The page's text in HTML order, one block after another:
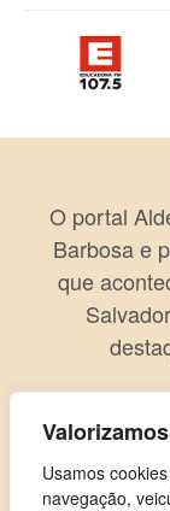
Usamos
navegação,
O portal
Barbosa e
que